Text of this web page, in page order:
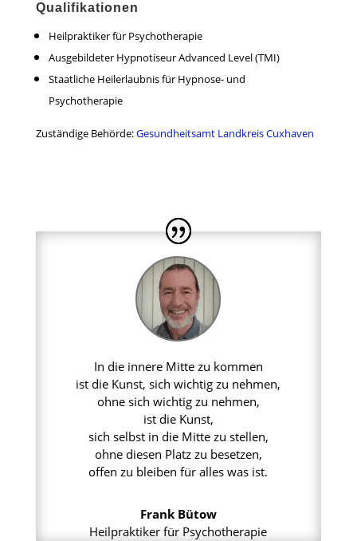
Qualifikationen
Heilpraktiker für Psychotherapie
Ausgebildeter Hypnotiseur Advanced Level (TMI)
Staatliche Heilerlaubnis für Hypnose- und
Psychotherapie
Zuständige Behörde:Gesundheitsamt Landkreis Cuxhaven
In die innere Mitte zu kommen
ist die Kunst, sich wichtig zu nehmen,
ohne sich wichtig zu nehmen,
ist die Kunst,
sich selbst in die Mitte zu stellen,
ohne diesen Platz zu besetzen,
offen zu bleiben für alles was ist.
Frank Bütow
Heilpraktiker für Psychotherapie